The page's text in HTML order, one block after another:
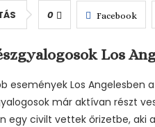
0 Facebook
Los
események Los
már aktívan részt
egy civilt vettek őrizetbe, aki